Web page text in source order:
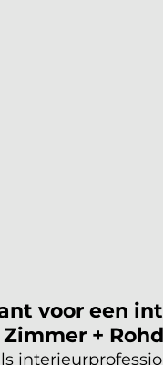
voor een
+